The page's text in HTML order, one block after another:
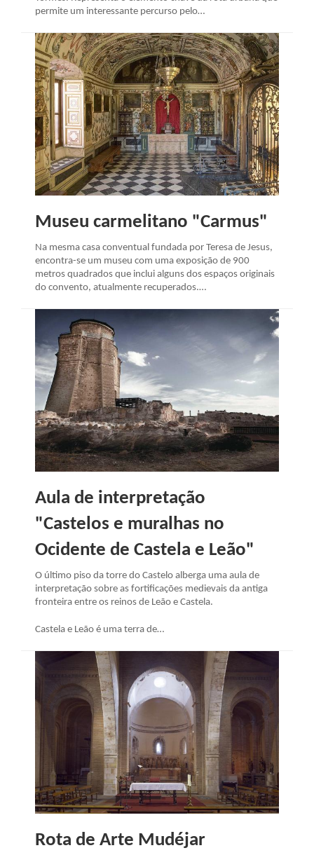
permite um interessante percurso pelo…
Museu carmelitano "Carmus"
Na mesma casa conventual fundada por Teresa de Jesus,
encontra-se um museu com uma exposição de 900
metros quadrados que inclui alguns dos espaços originais
do convento, atualmente recuperados.…
Aula de interpretação
"Castelos e muralhas no
Ocidente de Castela e Leão"
O último piso da torre do Castelo alberga uma aula de
interpretação sobre as fortificações medievais da antiga
fronteira entre os reinos de Leão e Castela.
Castela e Leão é uma terra de…
Rota de Arte Mudéjar